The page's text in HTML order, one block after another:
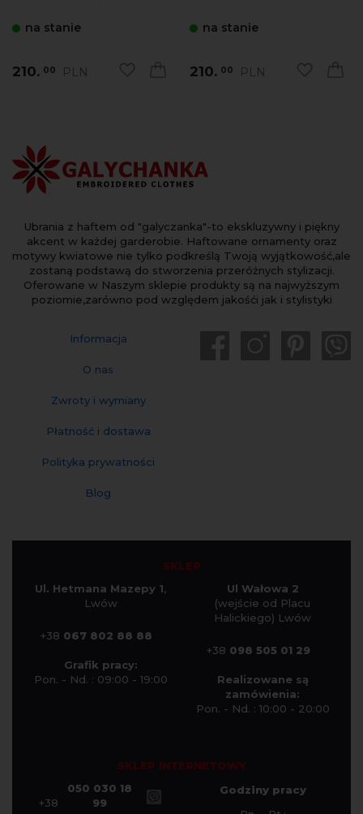
na stanie
210. 00 PLN
na stanie
210. 00 PLN
Ubrania z haftem od "galyczanka"-to ekskluzywny i piękny
akcent w każdej garderobie. Haftowane ornamenty oraz
motywy kwiatowe nie tylko podkreślą Twoją wyjątkowość,ale
zostaną podstawą do stworzenia przeróżnych stylizacji.
Oferowane w Naszym sklepie produkty są na najwyższym
poziomie,zarówno pod względem jakośći jak i stylistyki
Informacja
O nas
Zwroty i wymiany
Płatność i dostawa
Polityka prywatności
Blog
SKLEP
Ul. Hetmana Mazepy 1,
Lwów
+38 067 802 88 88
Grafik pracy:
Pon. - Nd. : 09:00 - 19:00
Ul Wałowa 2
(wejście od Placu
Halickiego) Lwów
+38 098 505 01 29
Realizowane są
zamówienia:
Pon. - Nd. : 10:00 - 20:00
SKLEP INTERNETOWY
+38
050 030 18
99
Godziny pracy